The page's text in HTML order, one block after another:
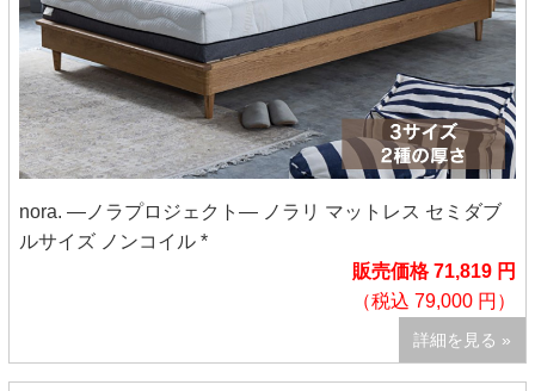
nora. ―ノラプロジェクト― ノラリ マットレス セミダブ
ルサイズ ノンコイル *
販売価格 71,819 円
（税込 79,000 円）
詳細を見る »